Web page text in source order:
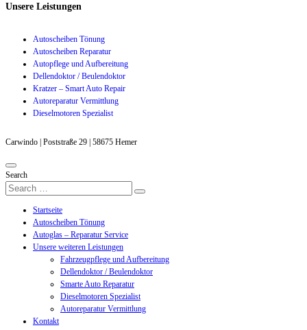
Unsere Leistungen
Autoscheiben Tönung
Autoscheiben Reparatur
Autopflege und Aufbereitung
Dellendoktor / Beulendoktor
Kratzer – Smart Auto Repair
Autoreparatur Vermittlung
Dieselmotoren Spezialist
Carwindo | Poststraße 29 | 58675 Hemer
Search
Startseite
Autoscheiben Tönung
Autoglas – Reparatur Service
Unsere weiteren Leistungen
Fahrzeugpflege und Aufbereitung
Dellendoktor / Beulendoktor
Smarte Auto Reparatur
Dieselmotoren Spezialist
Autoreparatur Vermittlung
Kontakt